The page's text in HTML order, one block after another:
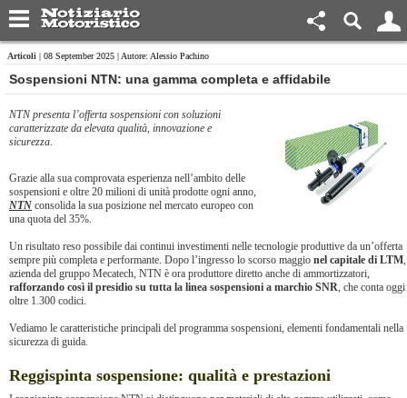
Articoli | 08 September 2025 | Autore: Alessio Pachino
​Sospensioni NTN: una gamma completa e affidabile
NTN presenta l’offerta sospensioni con soluzioni
caratterizzate da elevata qualità, innovazione e
sicurezza.
Grazie alla sua comprovata esperienza nell’ambito delle
sospensioni e oltre 20 milioni di unità prodotte ogni anno,
NTN consolida la sua posizione nel mercato europeo con
una quota del 35%.
Un risultato reso possibile dai continui investimenti nelle tecnologie produttive da un’offerta
sempre più completa e performante. Dopo l’ingresso lo scorso maggio nel capitale di LTM,
azienda del gruppo Mecatech, NTN è ora produttore diretto anche di ammortizzatori,
rafforzando così il presidio su tutta la linea sospensioni a marchio SNR, che conta oggi
oltre 1.300 codici.
Vediamo le caratteristiche principali del programma sospensioni, elementi fondamentali nella
sicurezza di guida.
Reggispinta sospensione: qualità e prestazioni